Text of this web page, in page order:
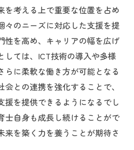
を考える上で重要な位置を占め
々のニーズに対応した支援を提
性を高め、キャリアの幅を広げ
しては、ICT技術の導入や多様
らに柔軟な働き方が可能となる
との連携を強化することで、
援を提供できるようになるでし
士自身も成長し続けることがで
来を築く力を養うことが期待さ